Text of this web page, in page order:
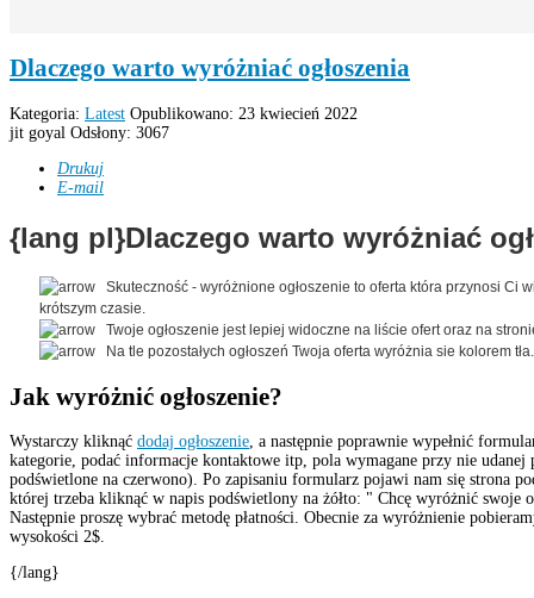
Dlaczego warto wyróżniać ogłoszenia
Kategoria: Latest Opublikowano: 23 kwiecień 2022
jit goyal Odsłony: 3067
Drukuj
E-mail
{lang pl}Dlaczego warto wyróżniać
Skuteczność - wyróżnione ogłoszenie to oferta która przynosi Ci
krótszym czasie.
Twoje ogłoszenie jest lepiej widoczne na liście ofert oraz na
Na tle pozostałych ogłoszeń Twoja oferta wyróżnia sie kolorem tła.
Jak wyróżnić ogłoszenie?
Wystarczy kliknąć dodaj ogłoszenie, a następnie poprawnie wypełnić
kategorie, podać informacje kontaktowe itp, pola wymagane przy nie udanej
podświetlone na czerwono). Po zapisaniu formularz pojawi nam się strona
której trzeba kliknąć w napis podświetlony na żółto: " Chcę wyróżnić swoje
Następnie proszę wybrać metodę płatności. Obecnie za wyróżnienie
wysokości 2$.
{/lang}